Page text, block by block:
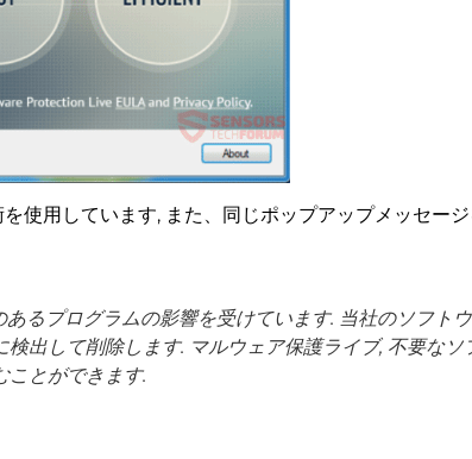
使用しています, また、同じポップアップメッセージ
るプログラムの影響を受けています. 当社のソフト
出して削除します. マルウェア保護ライブ, 不要なソ
ことができます.